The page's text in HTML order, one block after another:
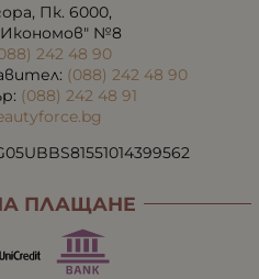
Пк. 6000,
Икономов" №8
242 48 90
(088) 242 48 90
(088) 242 48 91
ПЛАЩАНЕ